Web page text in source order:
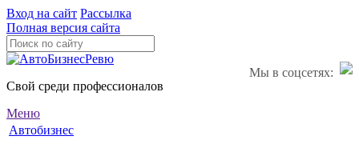
Вход на сайт Рассылка
Полная версия сайта
Мы в соцсетях:
Свой среди профессионалов
Меню
Автобизнес